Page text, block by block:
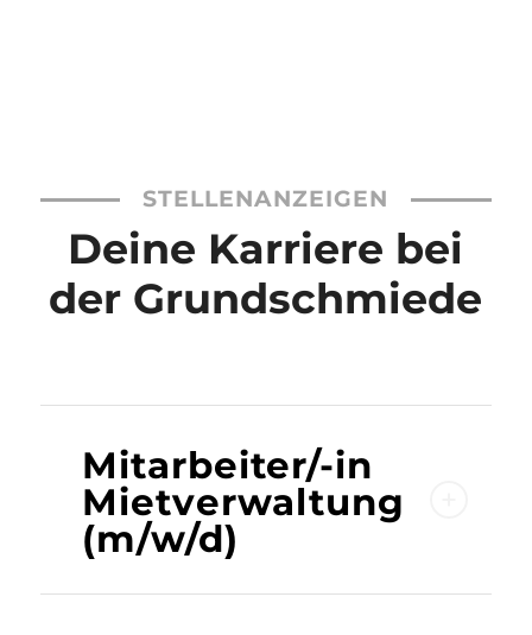
STELLENANZEIGEN
Deine Karriere bei
der Grundschmiede
Mitarbeiter/-in
Mietverwaltung
(m/w/d)